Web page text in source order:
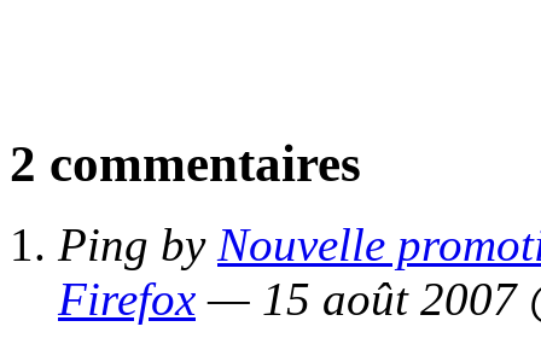
2 commentaires
Ping by Nouvelle
Firefox — 15 août 2007